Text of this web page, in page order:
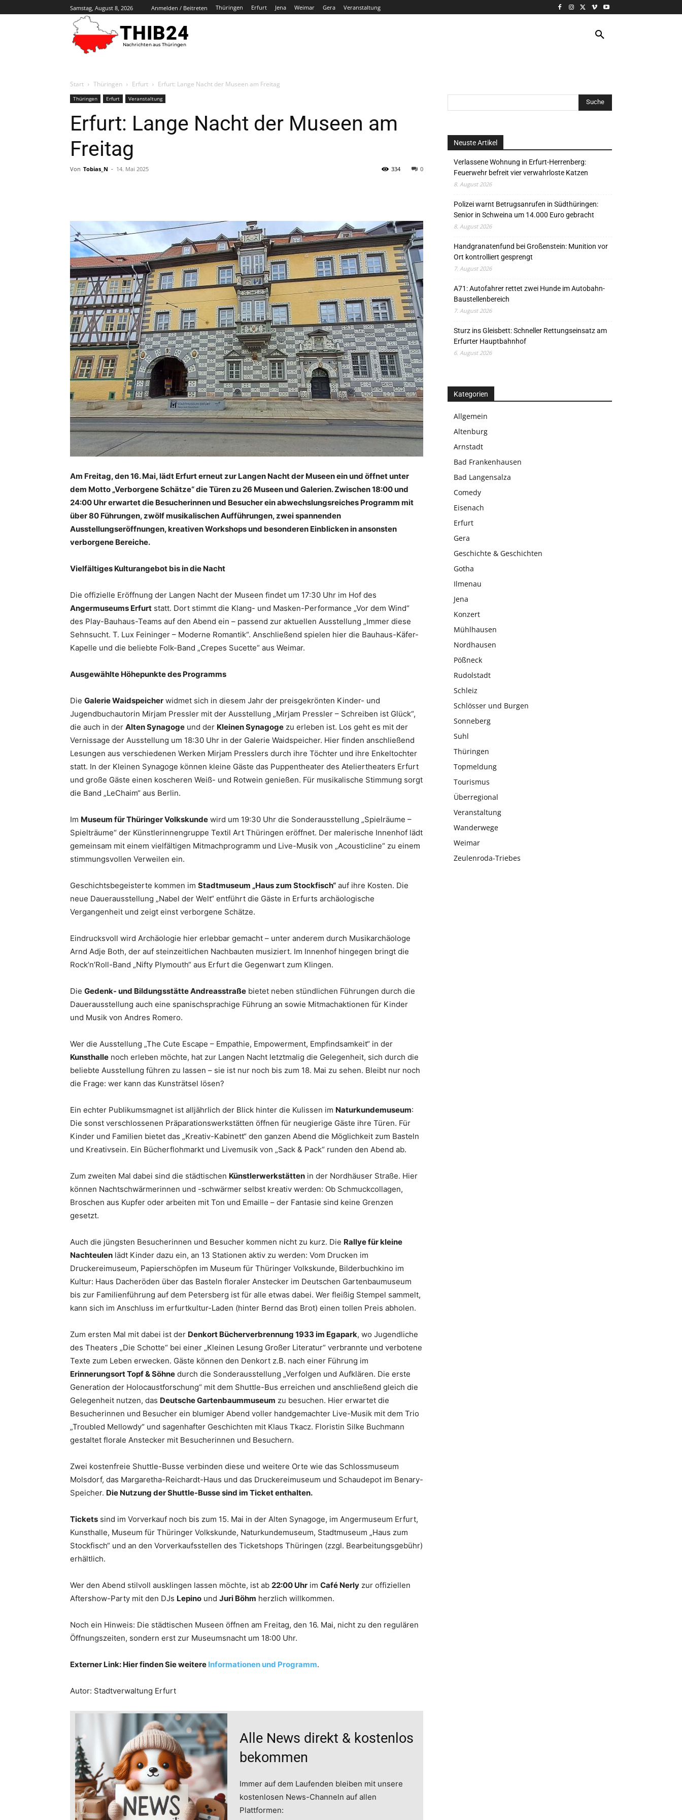
Samstag, August 8, 2026 Anmelden / Beitreten Thüringen Erfurt Jena Weimar Gera Veranstaltung
THIB24
Nachrichten aus Thüringen
Start Thüringen Erfurt Erfurt: Lange Nacht der Museen am Freitag
Thüringen Erfurt Veranstaltung
Erfurt: Lange Nacht der Museen am
Freitag
Von Tobias_N - 14. Mai 2025 0
334
Am Freitag, den 16. Mai, lädt Erfurt erneut zur Langen Nacht der Museen ein und öffnet unter
dem Motto „Verborgene Schätze“ die Türen zu 26 Museen und Galerien. Zwischen 18:00 und
24:00 Uhr erwartet die Besucherinnen und Besucher ein abwechslungsreiches Programm mit
über 80 Führungen, zwölf musikalischen Aufführungen, zwei spannenden
Ausstellungseröffnungen, kreativen Workshops und besonderen Einblicken in ansonsten
verborgene Bereiche.
Vielfältiges Kulturangebot bis in die Nacht
Die offizielle Eröffnung der Langen Nacht der Museen findet um 17:30 Uhr im Hof des
Angermuseums Erfurt statt. Dort stimmt die Klang- und Masken-Performance „Vor dem Wind“
des Play-Bauhaus-Teams auf den Abend ein – passend zur aktuellen Ausstellung „Immer diese
Sehnsucht. T. Lux Feininger – Moderne Romantik“. Anschließend spielen hier die Bauhaus-Käfer-
Kapelle und die beliebte Folk-Band „Crepes Sucette“ aus Weimar.
Ausgewählte Höhepunkte des Programms
Die Galerie Waidspeicher widmet sich in diesem Jahr der preisgekrönten Kinder- und
Jugendbuchautorin Mirjam Pressler mit der Ausstellung „Mirjam Pressler – Schreiben ist Glück“,
die auch in der Alten Synagoge und der Kleinen Synagoge zu erleben ist. Los geht es mit der
Vernissage der Ausstellung um 18:30 Uhr in der Galerie Waidspeicher. Hier finden anschließend
Lesungen aus verschiedenen Werken Mirjam Presslers durch ihre Töchter und ihre Enkeltochter
statt. In der Kleinen Synagoge können kleine Gäste das Puppentheater des Ateliertheaters Erfurt
und große Gäste einen koscheren Weiß- und Rotwein genießen. Für musikalische Stimmung sorgt
die Band „LeChaim“ aus Berlin.
Im Museum für Thüringer Volkskunde wird um 19:30 Uhr die Sonderausstellung „Spielräume –
Spielträume“ der Künstlerinnengruppe Textil Art Thüringen eröffnet. Der malerische Innenhof lädt
gemeinsam mit einem vielfältigen Mitmachprogramm und Live-Musik von „Acousticline“ zu einem
stimmungsvollen Verweilen ein.
Geschichtsbegeisterte kommen im Stadtmuseum „Haus zum Stockfisch“ auf ihre Kosten. Die
neue Dauerausstellung „Nabel der Welt“ entführt die Gäste in Erfurts archäologische
Vergangenheit und zeigt einst verborgene Schätze.
Eindrucksvoll wird Archäologie hier erlebbar gemacht – unter anderem durch Musikarchäologe
Arnd Adje Both, der auf steinzeitlichen Nachbauten musiziert. Im Innenhof hingegen bringt die
Rock’n’Roll-Band „Nifty Plymouth“ aus Erfurt die Gegenwart zum Klingen.
Die Gedenk- und Bildungsstätte Andreasstraße bietet neben stündlichen Führungen durch die
Dauerausstellung auch eine spanischsprachige Führung an sowie Mitmachaktionen für Kinder
und Musik von Andres Romero.
Wer die Ausstellung „The Cute Escape – Empathie, Empowerment, Empfindsamkeit“ in der
Kunsthalle noch erleben möchte, hat zur Langen Nacht letztmalig die Gelegenheit, sich durch die
beliebte Ausstellung führen zu lassen – sie ist nur noch bis zum 18. Mai zu sehen. Bleibt nur noch
die Frage: wer kann das Kunsträtsel lösen?
Ein echter Publikumsmagnet ist alljährlich der Blick hinter die Kulissen im Naturkundemuseum:
Die sonst verschlossenen Präparationswerkstätten öffnen für neugierige Gäste ihre Türen. Für
Kinder und Familien bietet das „Kreativ-Kabinett“ den ganzen Abend die Möglichkeit zum Basteln
und Kreativsein. Ein Bücherflohmarkt und Livemusik von „Sack & Pack“ runden den Abend ab.
Zum zweiten Mal dabei sind die städtischen Künstlerwerkstätten in der Nordhäuser Straße. Hier
können Nachtschwärmerinnen und -schwärmer selbst kreativ werden: Ob Schmuckcollagen,
Broschen aus Kupfer oder arbeiten mit Ton und Emaille – der Fantasie sind keine Grenzen
gesetzt.
Auch die jüngsten Besucherinnen und Besucher kommen nicht zu kurz. Die Rallye für kleine
Nachteulen lädt Kinder dazu ein, an 13 Stationen aktiv zu werden: Vom Drucken im
Druckereimuseum, Papierschöpfen im Museum für Thüringer Volkskunde, Bilderbuchkino im
Kultur: Haus Dacheröden über das Basteln floraler Anstecker im Deutschen Gartenbaumuseum
bis zur Familienführung auf dem Petersberg ist für alle etwas dabei. Wer fleißig Stempel sammelt,
kann sich im Anschluss im erfurtkultur-Laden (hinter Bernd das Brot) einen tollen Preis abholen.
Zum ersten Mal mit dabei ist der Denkort Bücherverbrennung 1933 im Egapark, wo Jugendliche
des Theaters „Die Schotte“ bei einer „Kleinen Lesung Großer Literatur“ verbrannte und verbotene
Texte zum Leben erwecken. Gäste können den Denkort z.B. nach einer Führung im
Erinnerungsort Topf & Söhne durch die Sonderausstellung „Verfolgen und Aufklären. Die erste
Generation der Holocaustforschung“ mit dem Shuttle-Bus erreichen und anschließend gleich die
Gelegenheit nutzen, das Deutsche Gartenbaummuseum zu besuchen. Hier erwartet die
Besucherinnen und Besucher ein blumiger Abend voller handgemachter Live-Musik mit dem Trio
„Troubled Mellowdy“ und sagenhafter Geschichten mit Klaus Tkacz. Floristin Silke Buchmann
gestaltet florale Anstecker mit Besucherinnen und Besuchern.
Zwei kostenfreie Shuttle-Busse verbinden diese und weitere Orte wie das Schlossmuseum
Molsdorf, das Margaretha-Reichardt-Haus und das Druckereimuseum und Schaudepot im Benary-
Speicher. Die Nutzung der Shuttle-Busse sind im Ticket enthalten.
Tickets sind im Vorverkauf noch bis zum 15. Mai in der Alten Synagoge, im Angermuseum Erfurt,
Kunsthalle, Museum für Thüringer Volkskunde, Naturkundemuseum, Stadtmuseum „Haus zum
Stockfisch“ und an den Vorverkaufsstellen des Ticketshops Thüringen (zzgl. Bearbeitungsgebühr)
erhältlich.
Wer den Abend stilvoll ausklingen lassen möchte, ist ab 22:00 Uhr im Café Nerly zur offiziellen
Aftershow-Party mit den DJs Lepino und Juri Böhm herzlich willkommen.
Noch ein Hinweis: Die städtischen Museen öffnen am Freitag, den 16. Mai, nicht zu den regulären
Öffnungszeiten, sondern erst zur Museumsnacht um 18:00 Uhr.
Externer Link: Hier finden Sie weitere Informationen und Programm.
Autor: Stadtverwaltung Erfurt
Alle News direkt & kostenlos
bekommen
Immer auf dem Laufenden bleiben mit unsere
kostenlosen News-Channeln auf allen
Plattformen:
Neuste Artikel
Verlassene Wohnung in Erfurt-Herrenberg:
Feuerwehr befreit vier verwahrloste Katzen
8. August 2026
Polizei warnt Betrugsanrufen in Südthüringen:
Senior in Schweina um 14.000 Euro gebracht
8. August 2026
Handgranatenfund bei Großenstein: Munition vor
Ort kontrolliert gesprengt
7. August 2026
A71: Autofahrer rettet zwei Hunde im Autobahn-
Baustellenbereich
7. August 2026
Sturz ins Gleisbett: Schneller Rettungseinsatz am
Erfurter Hauptbahnhof
6. August 2026
Kategorien
Allgemein
Altenburg
Arnstadt
Bad Frankenhausen
Bad Langensalza
Comedy
Eisenach
Erfurt
Gera
Geschichte & Geschichten
Gotha
Ilmenau
Jena
Konzert
Mühlhausen
Nordhausen
Pößneck
Rudolstadt
Schleiz
Schlösser und Burgen
Sonneberg
Suhl
Thüringen
Topmeldung
Tourismus
Überregional
Veranstaltung
Wanderwege
Weimar
Zeulenroda-Triebes